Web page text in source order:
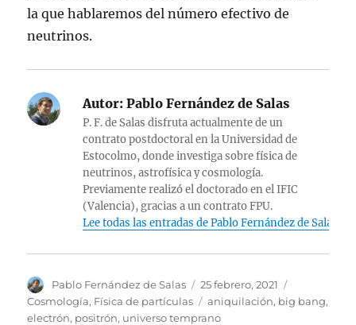
la que hablaremos del número efectivo de
neutrinos.
Autor: Pablo Fernández de Salas
P. F. de Salas disfruta actualmente de un
contrato postdoctoral en la Universidad de
Estocolmo, donde investiga sobre física de
neutrinos, astrofísica y cosmología.
Previamente realizó el doctorado en el IFIC
(Valencia), gracias a un contrato FPU.
Lee todas las entradas de Pablo Fernández de Salas
Autor
Pablo Fernández de Salas
Publicado
el
25 febrero, 2021
Cosmología, Física de partículas Etiquetas
aniquilación, big bang,
electrón, positrón, universo temprano